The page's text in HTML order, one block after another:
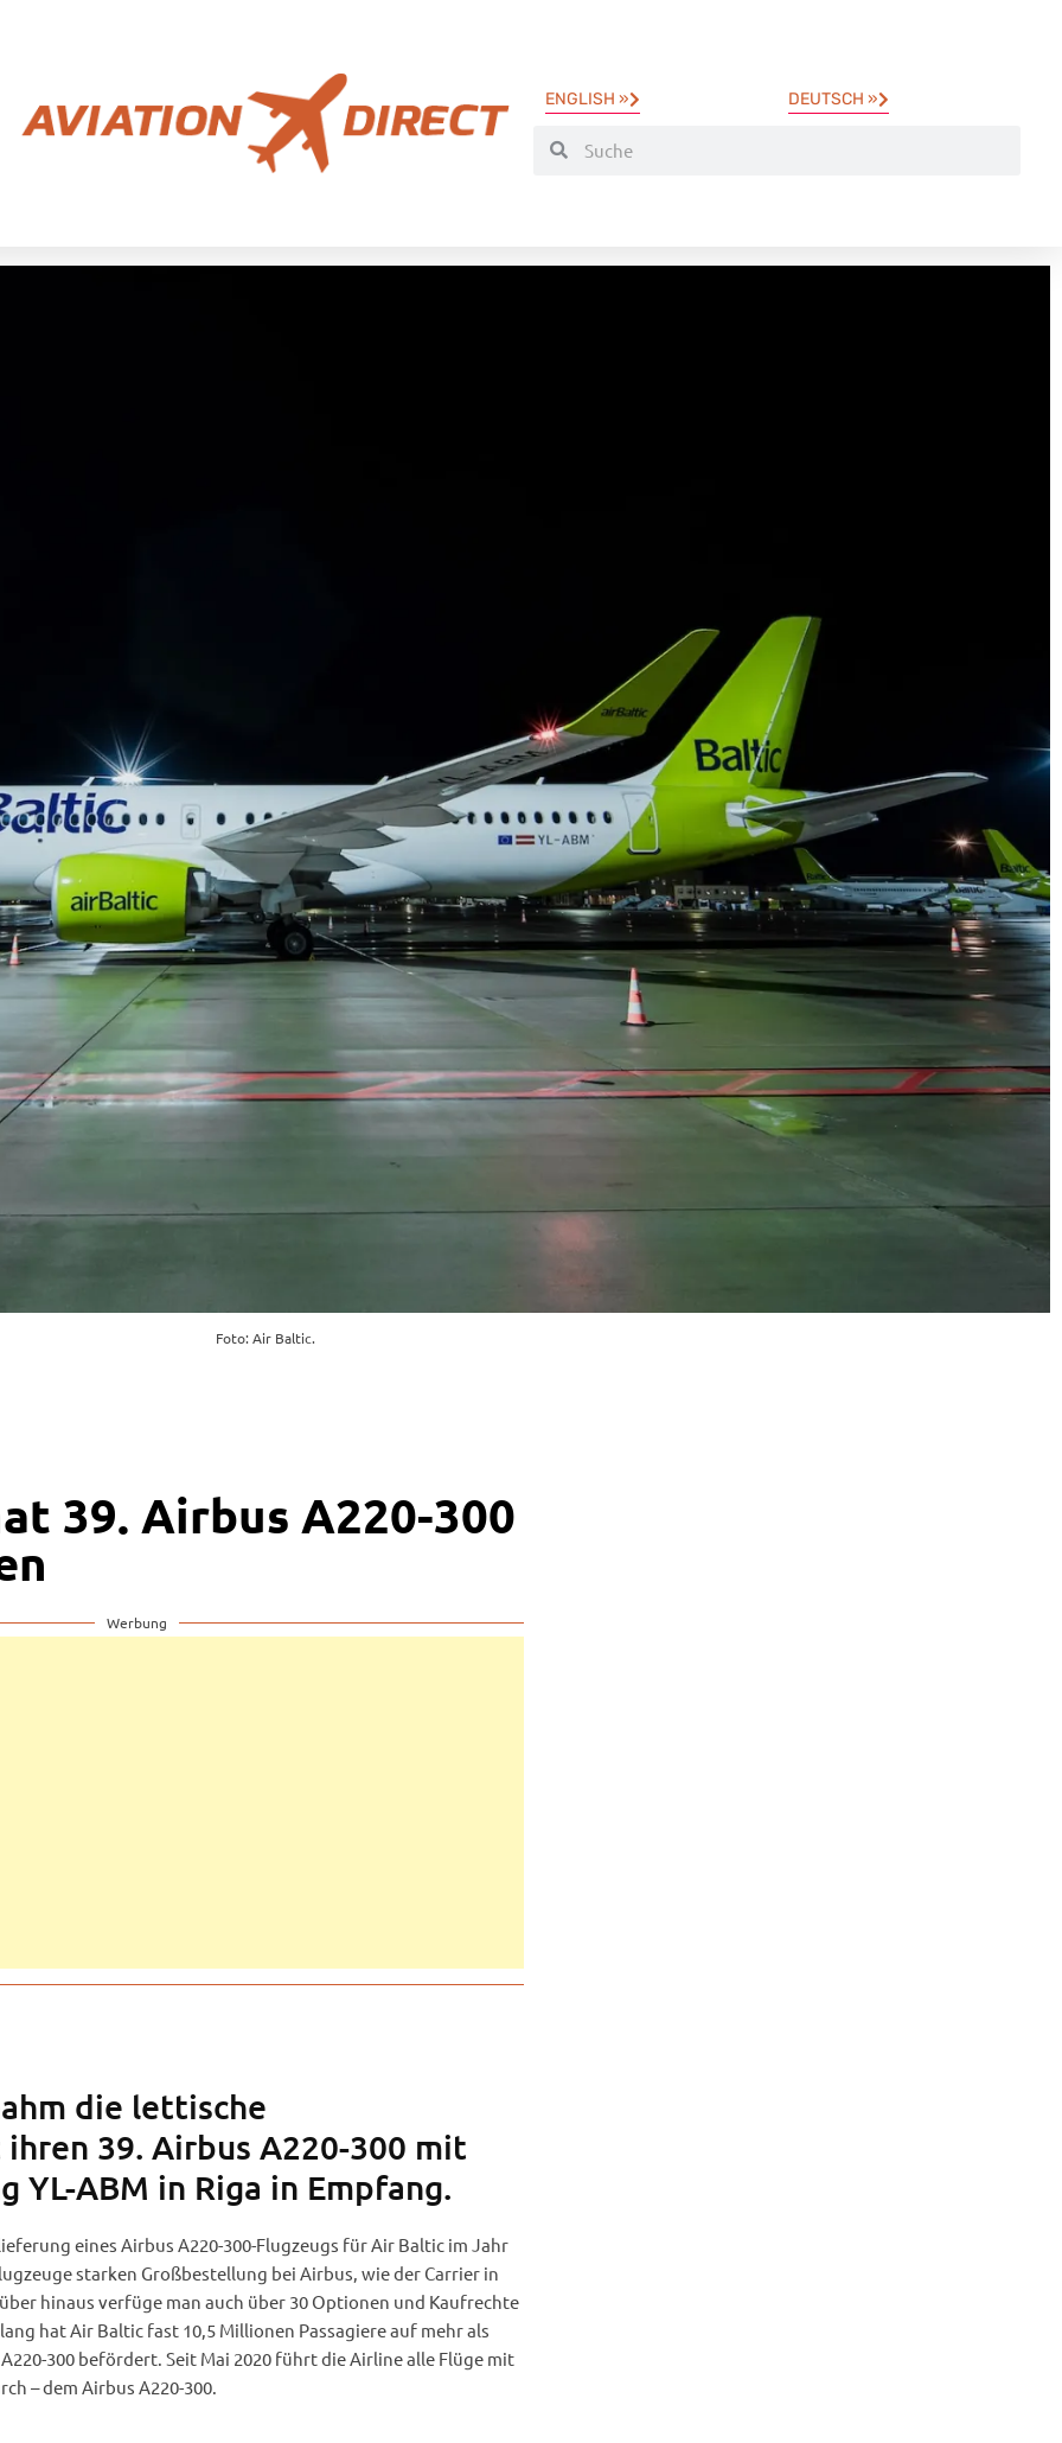
ENGLISH » DEUTSCH »
Foto: Air Baltic.
39. Airbus A220-300
Werbung
die lettische
39. Airbus A220-300 mit
YL-ABM in Riga in Empfang.
eines Airbus A220-300-Flugzeugs für Air Baltic im Jahr
starken Großbestellung bei Airbus, wie der Carrier in
hinaus verfüge man auch über 30 Optionen und Kaufrechte
hat Air Baltic fast 10,5 Millionen Passagiere auf mehr als
300 befördert. Seit Mai 2020 führt die Airline alle Flüge mit
– dem Airbus A220-300.